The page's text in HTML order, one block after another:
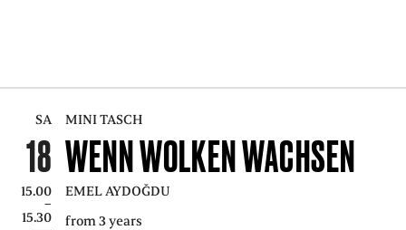
SA
18
15.00
–
15.30
MINI TASCH
WENN WOLKEN WACHSEN
EMEL AYDOĞDU
from 3 years